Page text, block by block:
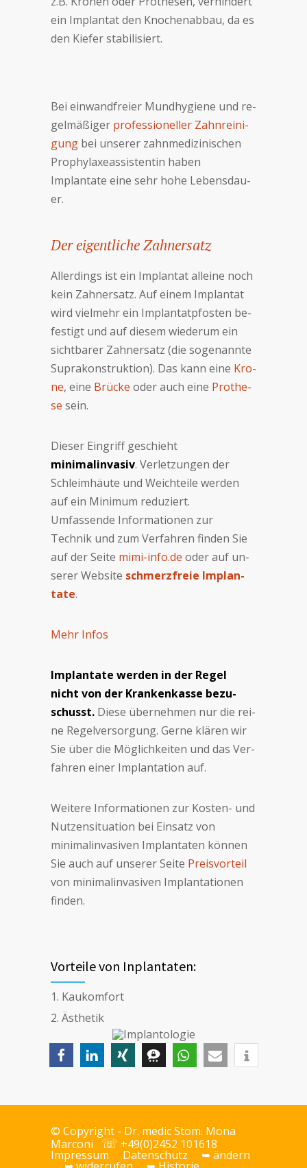
ein Im­plan­tat den Kno­chen­ab­bau, da es
den Kie­fer sta­bi­li­siert.
Bei ein­wand­freier Mund­hy­gie­ne und re­
gel­mäßi­ger pro­fes­sio­nel­ler Zahn­rei­ni­
gung bei un­se­rer zah­nme­di­zi­ni­schen
Pro­phy­la­xe­as­si­sten­tin ha­ben
Implantate eine sehr ho­he Le­bens­dau­
er.
Der eigentliche Zahnersatz
Al­ler­dings ist ein Im­plan­tat al­lei­ne noch
kein Zahn­er­satz. Auf einem Im­plan­tat
wird viel­mehr ein Im­plan­tat­pfo­sten be­
fe­stigt und auf die­sem wie­der­um ein
sicht­ba­rer Zahn­er­satz (die so­ge­nann­te
Supra­kon­struk­tion). Das kann eine Kro­
ne, eine Brücke oder auch eine Pro­the­
se sein.
Die­ser Ein­griff ge­schieht
minimalinvasiv. Ver­letz­ung­en der
Schleim­häu­te und Weich­tei­le wer­den
auf ein Mi­ni­mum re­du­ziert.
Umfassende Informationen zur
Technik und zum Verfahren finden Sie
auf der Seite mimi-info.de oder auf un­
se­rer Web­si­te schmerz­freie Im­plan­
ta­te.
Mehr Infos
Implantate wer­den in der Re­gel
nicht von der Kran­ken­kas­se be­zu­
schusst. Die­se über­neh­men nur die rei­
ne Re­gel­ver­sor­gung. Ger­ne klä­ren wir
Sie über die Mög­lich­kei­ten und das Ver­
fah­ren einer Im­plan­ta­tion auf.
Weitere Informa­tio­nen zur Ko­sten- und
Nut­zen­si­tua­tion bei Ein­satz von
minimalinvasiven Implantaten kön­nen
Sie auch auf un­se­rer Sei­te Preis­vor­teil
von minimalinvasiven Implantationen
fin­den.
Vor­tei­le von Inplantaten:
Kaukomfort
Ästhetik
© Copyright - Dr. medic Stom. Mona
Marconi ☏ +49(0)2452 101618
Impressum Datenschutz ➥ ändern